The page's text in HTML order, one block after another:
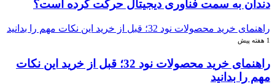
به سمت فناوری دیجیتال حرکت کرده است؟
نود 32؛ قبل از خرید این نکات مهم را بدانید
راهنمای خرید محصولات نود 32؛ قبل از خرید این نکات